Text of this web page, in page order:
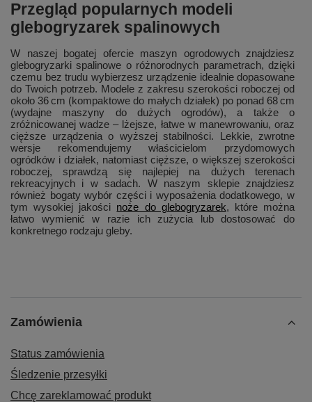
Przegląd popularnych modeli
glebogryzarek spalinowych
W naszej bogatej ofercie maszyn ogrodowych znajdziesz
glebogryzarki spalinowe o różnorodnych parametrach, dzięki
czemu bez trudu wybierzesz urządzenie idealnie dopasowane
do Twoich potrzeb. Modele z zakresu szerokości roboczej od
około 36 cm (kompaktowe do małych działek) po ponad 68 cm
(wydajne maszyny do dużych ogrodów), a także o
zróżnicowanej wadze – lżejsze, łatwe w manewrowaniu, oraz
cięższe urządzenia o wyższej stabilności. Lekkie, zwrotne
wersje rekomendujemy właścicielom przydomowych
ogródków i działek, natomiast cięższe, o większej szerokości
roboczej, sprawdzą się najlepiej na dużych terenach
rekreacyjnych i w sadach. W naszym sklepie znajdziesz
również bogaty wybór części i wyposażenia dodatkowego, w
tym wysokiej jakości noże do glebogryzarek, które można
łatwo wymienić w razie ich zużycia lub dostosować do
konkretnego rodzaju gleby.
Zamówienia
Status zamówienia
Śledzenie przesyłki
Chcę zareklamować produkt